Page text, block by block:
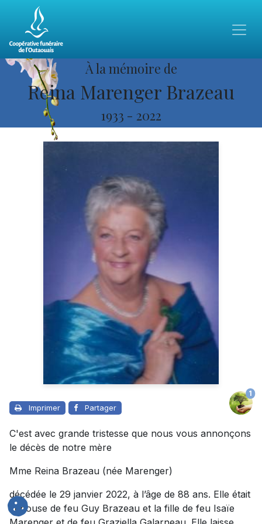
À la mémoire de
Reina Marenger Brazeau
1933 - 2022
Imprimer Partager
1
C'est avec grande tristesse que nous vous annonçons
le décès de notre mère
Mme Reina Brazeau (née Marenger)
décédée le 29 janvier 2022, à l’âge de 88 ans. Elle était
l'épouse de feu Guy Brazeau et la fille de feu Isaïe